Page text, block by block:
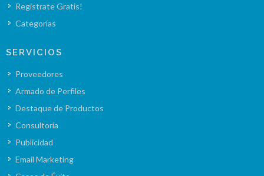
Registrate Gratis!
Categorías
SERVICIOS
Proveedores
Armado de Perfiles
Destaque de Productos
Consultoría
Publicidad
Email Marketing